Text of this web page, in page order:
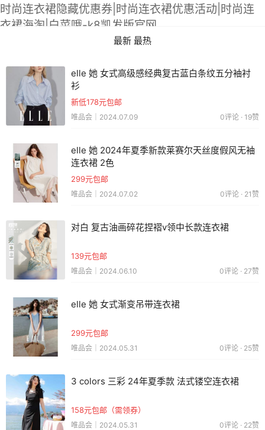
时尚连衣裙隐藏优惠券|时尚连衣裙优惠活动|时尚连
衣裙海淘|白菜哦-k8凯发版官网
最新 最热
elle 她 女式高级感经典复古蓝白条纹五分袖衬
衫
新低178元包邮
唯品会｜2024.07.09 0评论 · 19赞
elle 她 2024年夏季新款莱赛尔天丝度假风无袖
连衣裙 2色
299元包邮
唯品会｜2024.07.02 0评论 · 21赞
对白 复古油画碎花捏褶v领中长款连衣裙
139元包邮
唯品会｜2024.06.10 0评论 · 27赞
elle 她 女式渐变吊带连衣裙
299元包邮
唯品会｜2024.05.31 0评论 · 25赞
3 colors 三彩 24年夏季款 法式镂空连衣裙
158元包邮（需领券）
唯品会｜2024.05.31 0评论 · 22赞